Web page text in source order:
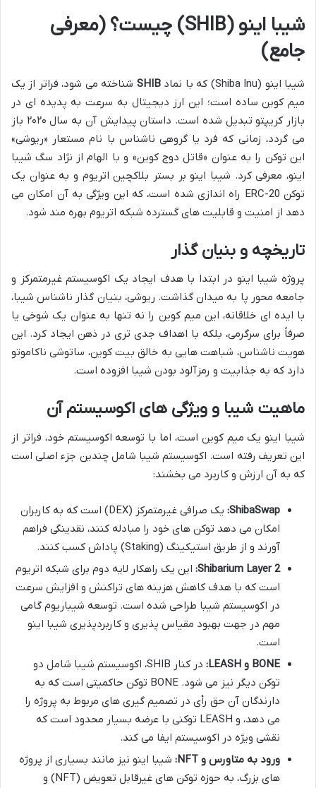
شیبا اینو (SHIB) چیست؟ (معرفی
جامع)
شیبا اینو (Shiba Inu) که با نماد SHIB شناخته می شود، فراتر از یک
میم کوین ساده است؛ این ارز دیجیتال به سرعت به پدیده ای در
بازار کریپتو تبدیل شده است. داستان پیدایش آن به سال ۲۰۲۰ باز
می گردد، زمانی که فرد یا گروهی ناشناس با نام مستعار «ریوشی»
این توکن را به عنوان «قاتل دوج کوین» و با الهام از نژاد سگ شیبا
اینو، معرفی کرد. شیبا اینو بر بستر بلاکچین اتریوم و به عنوان یک
توکن ERC-20 راه اندازی شده است، که این ویژگی به آن امکان می
دهد از امنیت و قابلیت های گسترده شبکه اتریوم بهره مند شود.
تاریخچه و بنیان گذار
پروژه شیبا اینو در ابتدا با هدف ایجاد یک اکوسیستم غیرمتمرکز و
جامعه محور پا به میدان گذاشت. ریوشی، بنیان گذار ناشناس شیبا،
با ایده ای خلاقانه، این میم کوین را نه تنها به عنوان یک شوخی یا
صرفاً برای سرگرمی، بلکه با اهداف جدی تری در ذهن ایجاد کرد. این
هویت ناشناس، شباهت هایی به خالق بیت کوین، ساتوشی ناکاموتو
دارد که به جذابیت و رمزآلود بودن شیبا افزوده است.
ماهیت شیبا و ویژگی های اکوسیستم آن
شیبا اینو یک میم کوین است، اما با توسعه اکوسیستم خود، فراتر از
این تعریف رفته است. اکوسیستم شیبا شامل چندین جزء اصلی است
که به آن ارزش و کاربرد می بخشند:
ShibaSwap:
یک صرافی غیرمتمرکز (DEX) است که به کاربران
امکان می دهد توکن های خود را مبادله کنند، نقدینگی فراهم
آورند و از طریق استیکینگ (Staking) پاداش کسب کنند.
Shibarium Layer 2: این یک راهکار لایه دوم برای شبکه اتریوم
است که با هدف کاهش هزینه های تراکنش و افزایش سرعت
در اکوسیستم شیبا طراحی شده است. توسعه شیباریوم گامی
مهم در جهت بهبود مقیاس پذیری و کاربردپذیری شیبا اینو
است.
BONE و LEASH:
در کنار SHIB، اکوسیستم شیبا شامل دو
توکن دیگر نیز می شود. BONE توکن حاکمیتی است که به
دارندگان آن حق رأی در تصمیم گیری های مربوط به پروژه را
می دهد، و LEASH توکنی با عرضه بسیار محدود است که
نقشی ویژه در اکوسیستم ایفا می کند.
ورود به متاورس و NFT:
شیبا اینو نیز مانند بسیاری از پروژه
های بزرگ، به حوزه توکن های غیرقابل تعویض (NFT) و